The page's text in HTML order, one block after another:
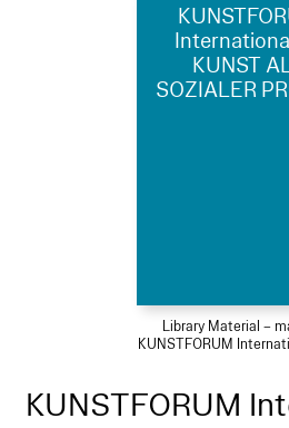
KUNST
SOZIALER
Library Material –
KUNSTFORUM
KUNSTFORUM